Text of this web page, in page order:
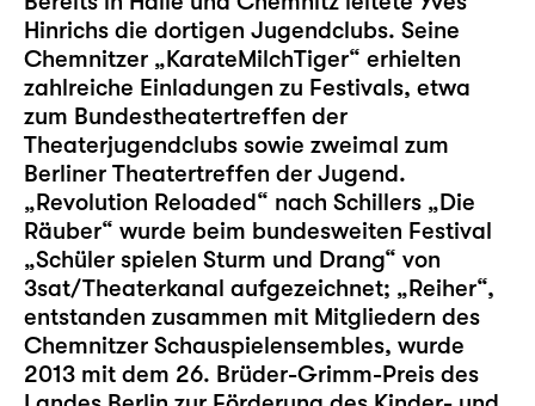
Hinrichs die dortigen Jugendclubs. Seine
Chemnitzer „KarateMilchTiger“ erhielten
zahlreiche Einladungen zu Festivals, etwa
zum Bundestheatertreffen der
Theaterjugendclubs sowie zweimal zum
Berliner Theatertreffen der Jugend.
„Revolution Reloaded“ nach Schillers „Die
Räuber“ wurde beim bundesweiten Festival
„Schüler spielen Sturm und Drang“ von
3sat/Theaterkanal aufgezeichnet; „Reiher“,
entstanden zusammen mit Mitgliedern des
Chemnitzer Schauspielensembles, wurde
2013 mit dem 26. Brüder-Grimm-Preis des